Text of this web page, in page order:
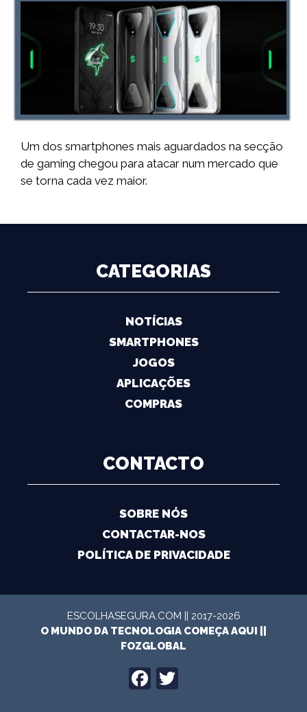
Um dos smartphones mais aguardados na secção
de gaming chegou para atacar num mercado que
se torna cada vez maior.
CATEGORIAS
NOTÍCIAS
SMARTPHONES
JOGOS
APLICAÇÕES
COMPRAS
CONTACTO
SOBRE NÓS
CONTACTAR-NOS
POLÍTICA DE PRIVACIDADE
ESCOLHASEGURA.COM || 2017-2026
O MUNDO DA TECNOLOGIA COMEÇA AQUI ||
FOZGLOBAL
FACEBOOK